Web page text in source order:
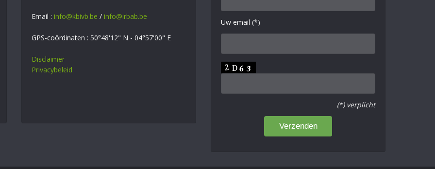
Email : info@kbivb.be / info@irbab.be
GPS-coördinaten : 50°48'12" N - 04°57'00" E
Disclaimer
Privacybeleid
Uw email (*)
(*) verplicht